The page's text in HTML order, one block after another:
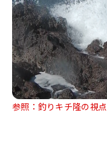
参照：釣りキチ隆の視点